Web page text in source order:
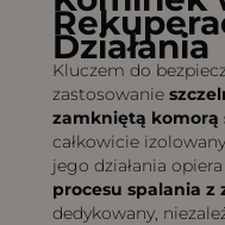
Działania
Kluczem do
zastosowanie
zamkniętą komorą
całkowicie
jego działania
procesu spalania
dedykowany,